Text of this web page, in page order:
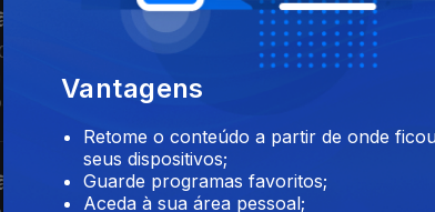
Especial - O 25 de Abril de Alfredo
anos em 74, Estava na tropa como jurista, foi jornalista e
Especial - O 25 de Abril de Alfredo Barroso
Vantagens
Retome o conteúdo a partir de onde
seus dispositivos;
Guarde programas favoritos;
Aceda à sua área pessoal;